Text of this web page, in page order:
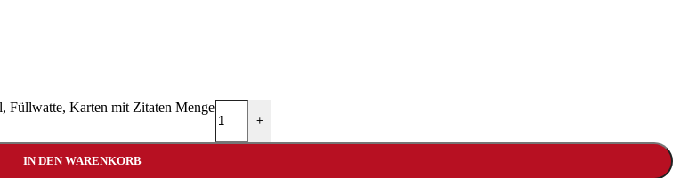
Füllwatte, Karten mit Zitaten Menge
+
IN DEN WARENKORB